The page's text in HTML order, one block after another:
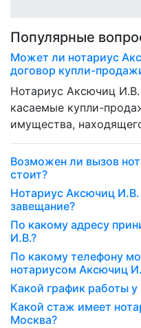
Популярные
Может ли нотариус
договор купли-
Нотариус Аксючиц
касаемые купли-
имущества,
Возможен ли вызов
стоит?
Нотариус Аксючиц
завещание?
По какому адресу
И.В.?
По какому телефону
нотариусом Аксючиц
Какой график работы
Какой стаж имеет
Москва?